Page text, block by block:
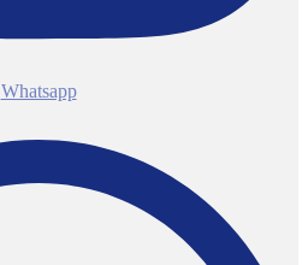
Whatsapp